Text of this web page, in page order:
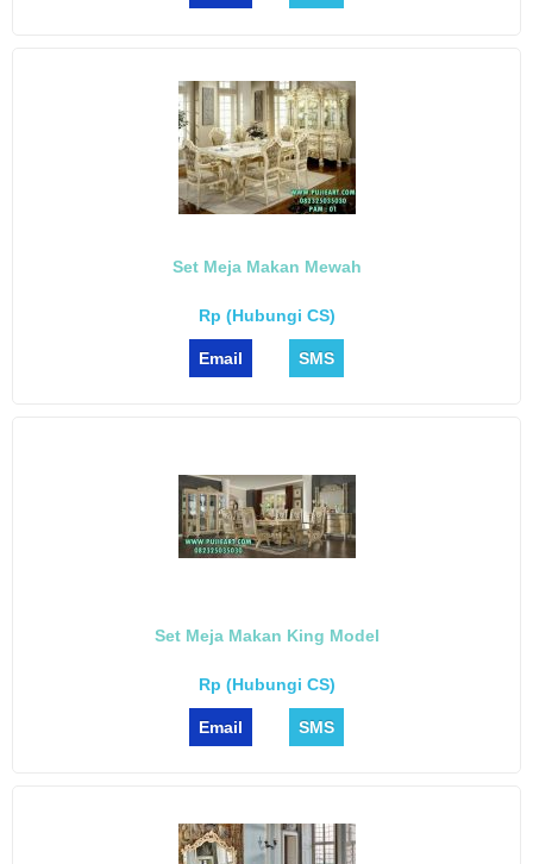
Set Meja Makan Mewah
Rp (Hubungi CS)
Email SMS
Set Meja Makan King Model
Rp (Hubungi CS)
Email SMS